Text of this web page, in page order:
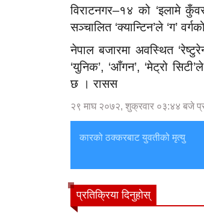
विराटनगर–१४ को ‘इलामे
सञ्चालित ‘क्यान्टिन’ले ‘ग’
नेपाल बजारमा अवस्थित
‘युनिक’, ‘आँगन’, ‘मेट्रो
छ । रासस
२९ माघ २०७२, शुक्रवार ०३:४४ बजे
कारको ठक्करबाट युवतीको मृत्यु
प्रतिक्रिया दिनुहोस्